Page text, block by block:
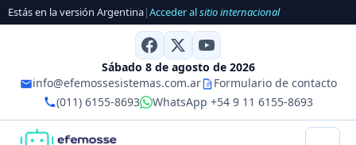
Estás en la versión Argentina|Acceder alsitio internacional
Sábado 8 de agosto de 2026
info@efemossesistemas.com.ar
Formulario de contacto
(011) 6155-8693
WhatsApp +54 9 11 6155-8693